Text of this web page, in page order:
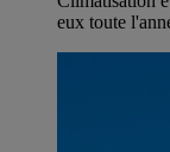
eux toute